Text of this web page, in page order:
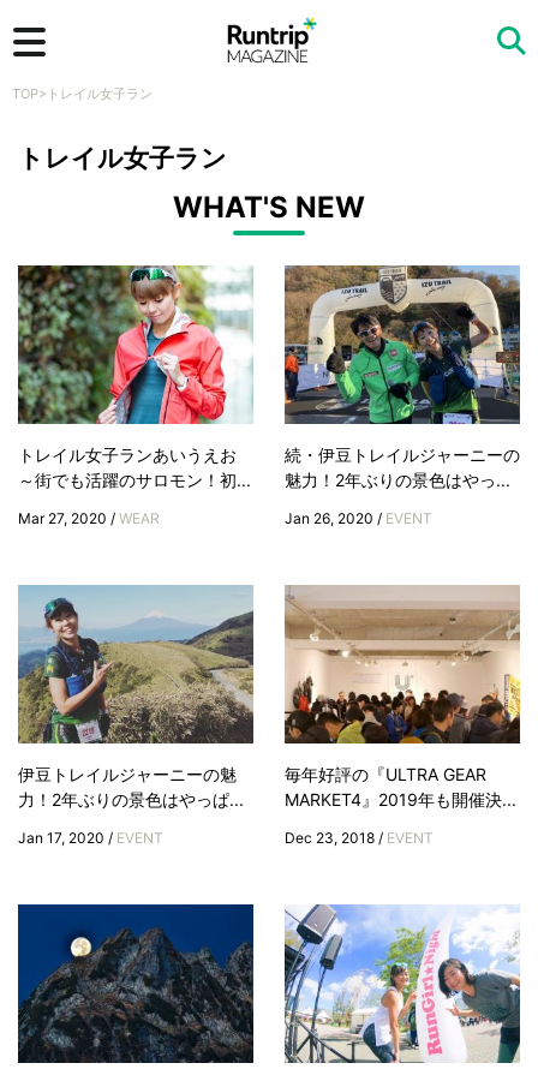
TOP> トレイル女子ラン
トレイル女子ラン
WHAT'S NEW
トレイル女子ランあいうえお
～街でも活躍のサロモン！初...
Mar 27, 2020 / WEAR
続・伊豆トレイルジャーニーの
魅力！2年ぶりの景色はやっ...
Jan 26, 2020 / EVENT
伊豆トレイルジャーニーの魅
力！2年ぶりの景色はやっぱ...
Jan 17, 2020 / EVENT
毎年好評の『ULTRA GEAR
MARKET4』2019年も開催決...
Dec 23, 2018 / EVENT